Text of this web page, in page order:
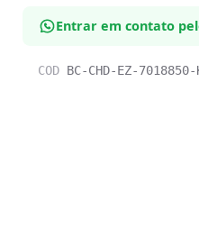
Entrar em contato
COD BC-CHD-EZ-7018850-